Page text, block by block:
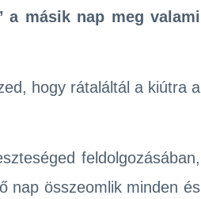
a másik nap meg valami
hogy rátaláltál a kiútra a
feldolgozásában,
nap összeomlik minden és